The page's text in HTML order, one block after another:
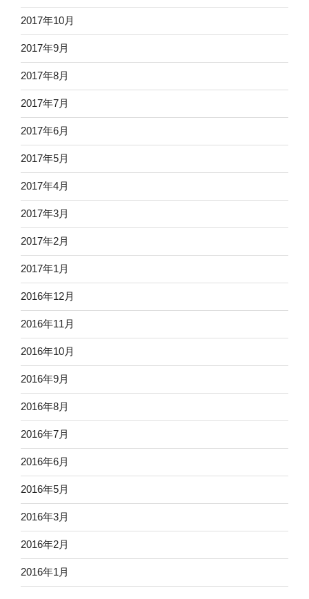
2017年10月
2017年9月
2017年8月
2017年7月
2017年6月
2017年5月
2017年4月
2017年3月
2017年2月
2017年1月
2016年12月
2016年11月
2016年10月
2016年9月
2016年8月
2016年7月
2016年6月
2016年5月
2016年3月
2016年2月
2016年1月